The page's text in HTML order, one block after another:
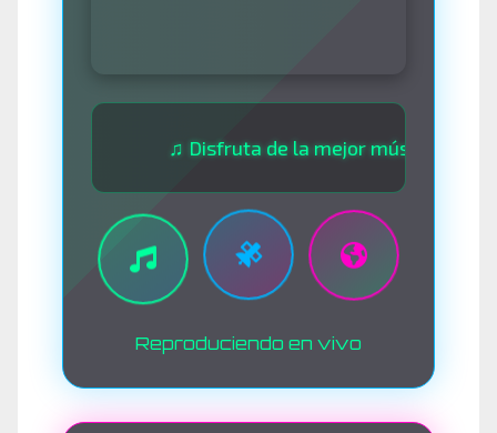
♫ Disfruta de la mejor música las 24 horas
Reproduciendo en vivo